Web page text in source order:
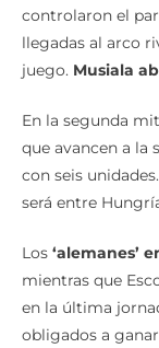
controlaron el
llegadas al arco
juego. Musiala
En la segunda
que avancen a la
con seis
será entre
Los ‘alemanes’
mientras que
en la última
obligados a